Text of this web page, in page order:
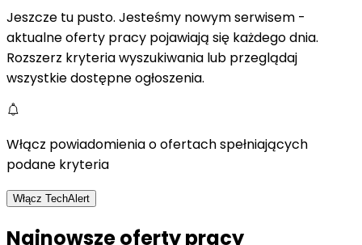
Jeszcze tu pusto. Jesteśmy nowym serwisem -
aktualne oferty pracy pojawiają się każdego dnia.
Rozszerz kryteria wyszukiwania lub przeglądaj
wszystkie dostępne ogłoszenia.
Włącz powiadomienia o ofertach spełniających
podane kryteria
Włącz TechAlert
Najnowsze oferty pracy